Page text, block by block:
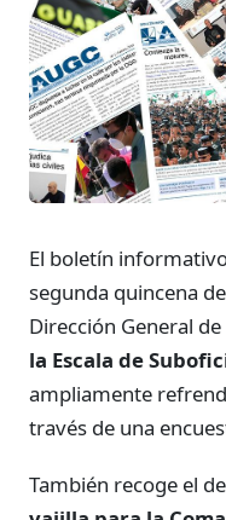
El boletín
segunda quincena
Dirección General de
la Escala de
ampliamente
través de una
También recoge el